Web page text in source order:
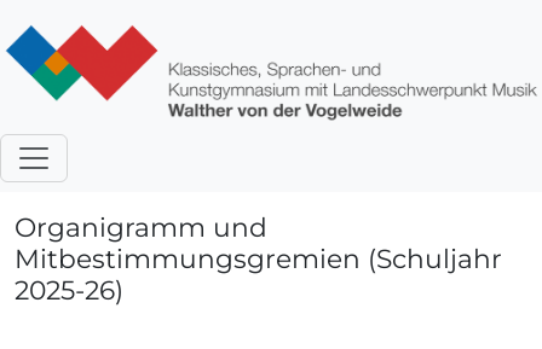
Organigramm und
Mitbestimmungsgremien (Schuljahr
2025-26)